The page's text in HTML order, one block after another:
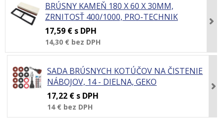
BRÚSNY KAMEŇ 180 X 60 X 30MM,
ZRNITOSŤ 400/1000, PRO-TECHNIK
17,59 € s DPH
14,30 € bez DPH
SADA BRÚSNYCH KOTÚČOV NA ČISTENIE
NÁBOJOV, 14 - DIELNA, GEKO
17,22 € s DPH
14 € bez DPH